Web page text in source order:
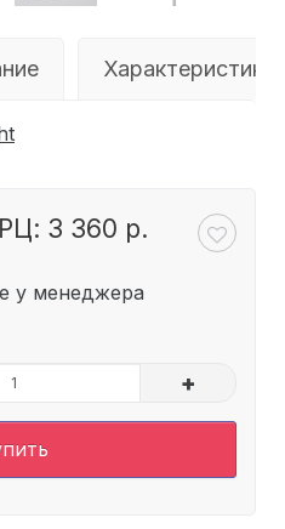
Характеристики
3 360 р.
у менеджера
+